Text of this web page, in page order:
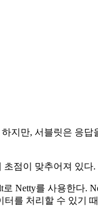
지만, 서블릿은 응답
초점이 맞추어져 있다.
Netty를 사용한다.
터를 처리할 수 있기